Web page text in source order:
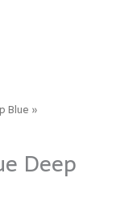
Blue »
Deep